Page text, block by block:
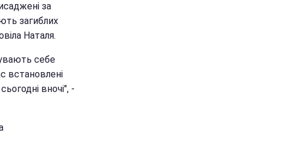
за
загиблих
Наталя.
себе
встановлені
вночі", -